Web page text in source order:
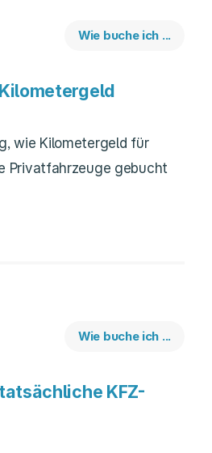
Wie buche ich ...
wie Kilometergeld für
Privatfahrzeuge gebucht
Wie buche ich ...
KFZ-